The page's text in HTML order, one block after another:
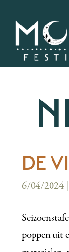
DE
6/04/2024|
poppen uit